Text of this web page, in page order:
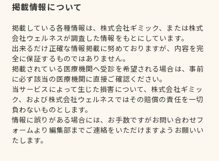
掲載情報について
掲載している各種情報は、株式会社ギミック、または株式
会社ウェルネスが調査した情報をもとにしています。
出来るだけ正確な情報掲載に努めておりますが、内容を完
全に保証するものではありません。
掲載されている医療機関へ受診を希望される場合は、事前
に必ず該当の医療機関に直接ご確認ください。
当サービスによって生じた損害について、株式会社ギミッ
ク、および株式会社ウェルネスではその賠償の責任を一切
負わないものとします。
情報に誤りがある場合には、お手数ですがお問い合わせフ
ォームより編集部までご連絡をいただけますようお願いい
たします。